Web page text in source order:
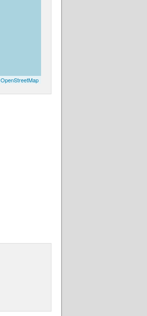
OpenStreetMap